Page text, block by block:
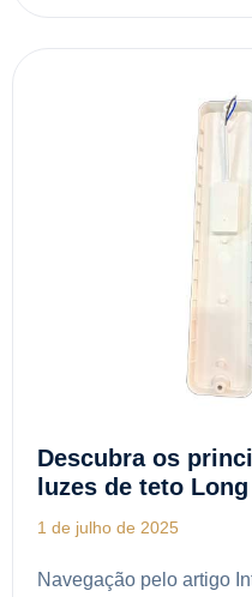
Descubra os
luzes de teto
1 de julho de 2025
Navegação pelo artigo